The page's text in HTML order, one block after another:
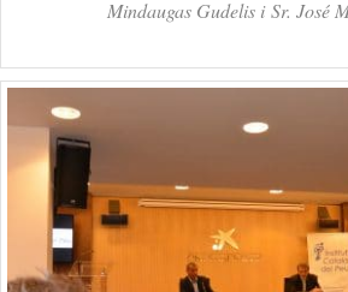
Mindaugas Gudelis i Sr. José